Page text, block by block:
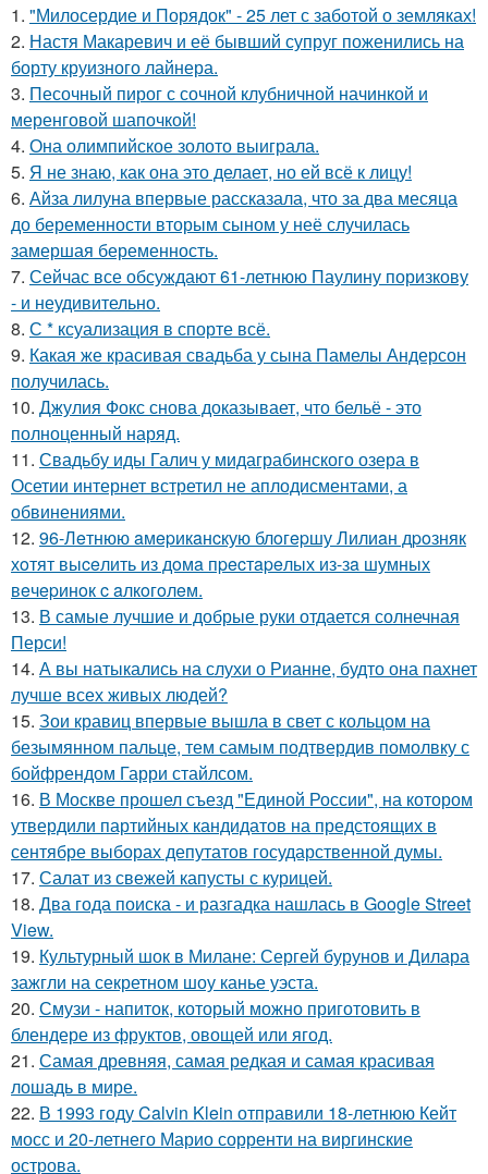
1. "Милосердие и Порядок" - 25 лет с заботой о земляках!
2. Настя Макаревич и её бывший супруг поженились на
борту круизного лайнера.
3. Песочный пирог с сочной клубничной начинкой и
меренговой шапочкой!
4. Она олимпийское золото выиграла.
5. Я не знаю, как она это делает, но ей всё к лицу!
6. Айза лилуна впервые рассказала, что за два месяца
до беременности вторым сыном у неё случилась
замершая беременность.
7. Сейчас все обсуждают 61-летнюю Паулину поризкову
- и неудивительно.
8. С * ксуализация в спорте всё.
9. Какая же красивая свадьба у сына Памелы Андерсон
получилась.
10. Джулия Фокс снова доказывает, что бельё - это
полноценный наряд.
11. Свадьбу иды Галич у мидаграбинского озера в
Осетии интернет встретил не аплодисментами, а
обвинениями.
12. 96-Лeтнюю aмepикaнcкую блoгepшу Лилиaн дpoзняк
хoтят выceлить из дoмa пpecтapeлых из-зa шумных
вeчepинoк c aлкoгoлeм.
13. В самые лучшие и добрые руки отдается солнечная
Перси!
14. А вы натыкались на слухи о Рианне, будто она пахнет
лучше всех живых людей?
15. Зои кравиц впервые вышла в свет с кольцом на
безымянном пальце, тем самым подтвердив помолвку с
бойфрендом Гарри стайлсом.
16. В Москве прошел съезд "Единой России", на котором
утвердили партийных кандидатов на предстоящих в
сентябре выборах депутатов государственной думы.
17. Салат из свежей капусты с курицей.
18. Два года поиска - и разгадка нашлась в Google Street
View.
19. Культурный шок в Милане: Сергей бурунов и Дилара
зажгли на секретном шоу канье уэста.
20. Смузи - напиток, который можно приготовить в
блендере из фруктов, овощей или ягод.
21. Самая древняя, самая редкая и самая красивая
лошадь в мире.
22. В 1993 году Calvin Klein отправили 18-летнюю Кейт
мосс и 20-летнего Марио сорренти на виргинские
острова.